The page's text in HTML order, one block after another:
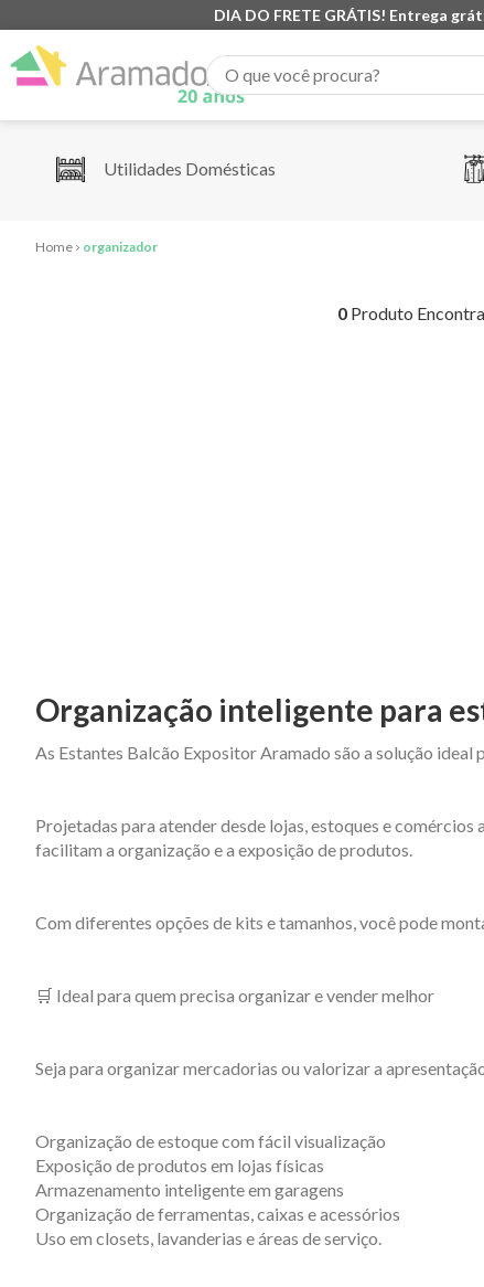
DIA DO FRETE GRÁTIS! Entrega
O que você procura?
Utilidades Domésticas
organizador
0 Produto
Organização inteligente para
As Estantes Balcão Expositor Aramado são a solução
Projetadas para atender desde lojas, estoques e
facilitam a organização e a exposição de produtos.
Com diferentes opções de kits e tamanhos, você pode
🛒 Ideal para quem precisa organizar e vender melhor
Seja para organizar mercadorias ou valorizar a
Organização de estoque com fácil visualização
Exposição de produtos em lojas físicas
Armazenamento inteligente em garagens
Organização de ferramentas, caixas e acessórios
Uso em closets, lavanderias e áreas de serviço.